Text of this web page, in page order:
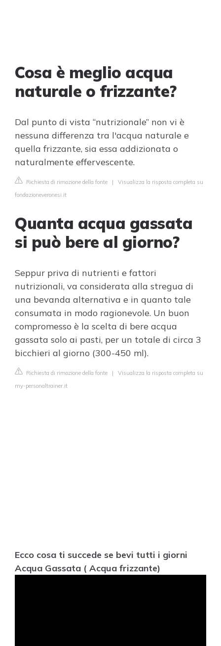
Cosa è meglio acqua
naturale o frizzante?
Dal punto di vista “nutrizionale” non vi è
nessuna differenza tra l'acqua naturale e
quella frizzante, sia essa addizionata o
naturalmente effervescente.
Richiesta di rimozione della fonte | Visualizza la risposta completa su
fondazioneveronesi.it
Quanta acqua gassata
si può bere al giorno?
Seppur priva di nutrienti e fattori
nutrizionali, va considerata alla stregua di
una bevanda alternativa e in quanto tale
consumata in modo ragionevole. Un buon
compromesso è la scelta di bere acqua
gassata solo ai pasti, per un totale di circa 3
bicchieri al giorno (300-450 ml).
Richiesta di rimozione della fonte | Visualizza la risposta completa su
my-personaltrainer.it
Ecco cosa ti succede se bevi tutti i giorni
Acqua Gassata ( Acqua frizzante)